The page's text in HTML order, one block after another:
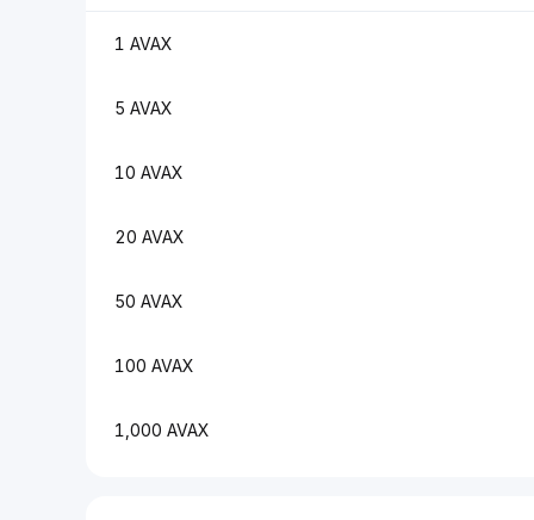
1 AVAX
5 AVAX
10 AVAX
20 AVAX
50 AVAX
100 AVAX
1,000 AVAX